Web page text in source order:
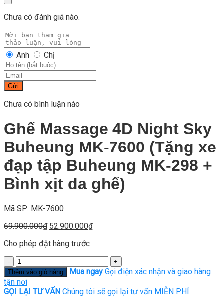
Chưa có đánh giá nào.
Anh Chị
Gửi
Chưa có bình luận nào
Ghế Massage 4D Night Sky
Buheung MK-7600 (Tặng xe
đạp tập Buheung MK-298 +
Bình xịt da ghế)
Mã SP: MK-7600
69.900.000₫ Giá
là:
69.900.000₫.
52.900.000₫Giá
là:
52.900.000₫.
Cho phép đặt hàng trước
Số
lượng
Thêm vào giỏ hàng Mua ngay Gọi điện xác nhận và giao hàng
tận nơi
GỌI LẠI TƯ VẤN Chúng tôi sẽ gọi lại tư vấn MIỄN PHÍ